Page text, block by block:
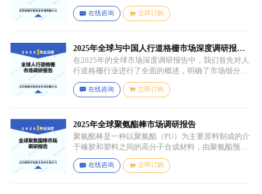
组成。成膜物质是涂料的主要成分，它在施工后通过
化学反应（如聚合反应、交联反应等）形成连续的、
可改善涂料的性能，如提高附着力、耐候性、耐腐蚀
性等。
在线咨询 立即订购
2025年全球与中国人行道格栅市场深度调研报
告：行业趋势与投资前景分析
在2025年的全球市场深度调研报告中，我们首先对人
行道格栅行业进行了全面的概述，明确了市场细分与
应用场景。通过对细分产品的定义与特点进行深入分
析，我们揭示了关键应用场景及其客群洞察。
在线咨询 立即订购
2025年全球聚氨酯棒市场调研报告
聚氨酯棒是一种以聚氨酯（PU）为主要原料制成的介
于橡胶和塑料之间的高分子合成材料，由聚氨酯预聚
体、扩链剂、低分子量多元醇、助剂等组成，其中，
预聚体是基础原料，决定了聚氨酯棒的基本性能，扩
在线咨询 立即订购